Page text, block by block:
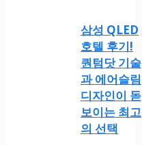
삼성 QLED
호텔 후기!
퀀텀닷 기술
과 에어슬림
디자인이 돋
보이는 최고
의 선택